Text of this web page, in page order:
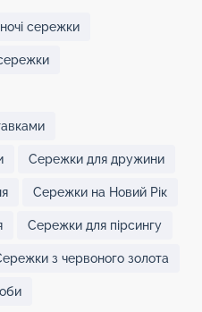
сережки
Сережки для дружини
Сережки на Новий Рік
Сережки для пірсингу
з червоного золота